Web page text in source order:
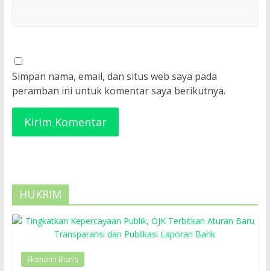
Simpan nama, email, dan situs web saya pada
peramban ini untuk komentar saya berikutnya.
HUKRIM
Ekonomi Bisnis